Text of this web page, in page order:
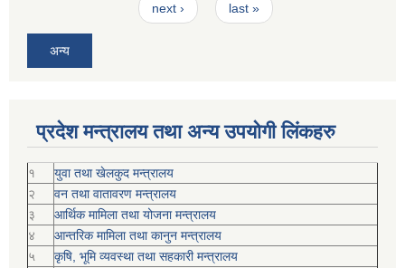
next › last »
अन्य
प्रदेश मन्त्रालय तथा अन्य उपयोगी लिंकहरु
१
युवा तथा खेलकुद मन्त्रालय
२
वन तथा वातावरण मन्त्रालय
३
आर्थिक मामिला तथा योजना मन्त्रालय
४
आन्तरिक मामिला तथा कानुन मन्त्रालय
५
कृषि, भूमि व्यवस्था तथा सहकारी मन्त्रालय